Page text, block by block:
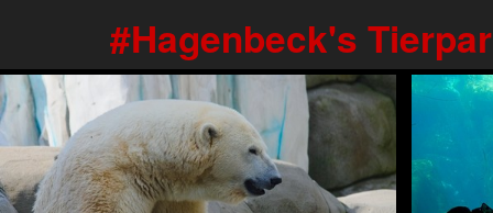
Hagenbeck's